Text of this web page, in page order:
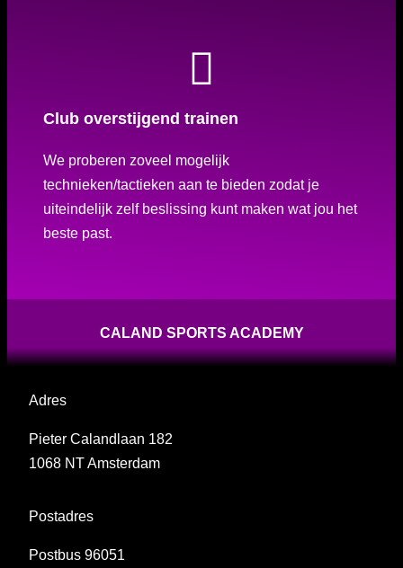
Club overstijgend trainen
We proberen zoveel mogelijk
technieken/tactieken aan te bieden zodat je
uiteindelijk zelf beslissing kunt maken wat jou het
beste past.
CALAND SPORTS ACADEMY
Adres
Pieter Calandlaan 182
1068 NT Amsterdam
Postadres
Postbus 96051